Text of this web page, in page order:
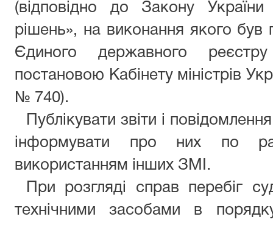
(відповідно до Закону
рішень», на виконання якого
Єдиного державного
постановою Кабінету міністрів
№ 740).
Публікувати звіти і
інформувати про них по
використанням інших ЗМІ.
При розгляді справ перебіг
технічними засобами в